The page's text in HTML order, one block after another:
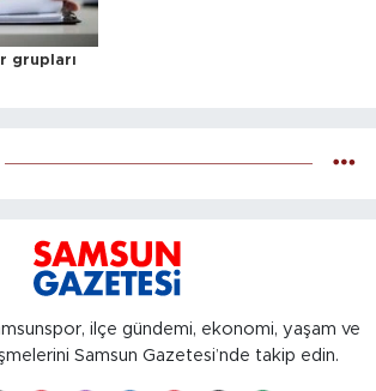
grupları
ilçe gündemi, ekonomi, yaşam ve
Samsun Gazetesi’nde takip edin.